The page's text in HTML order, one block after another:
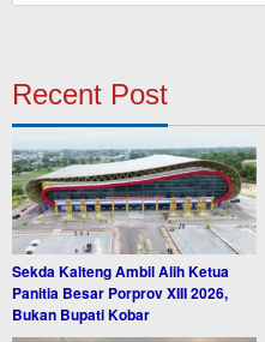
Recent Post
Sekda Kalteng Ambil Alih Ketua
Panitia Besar Porprov XIII 2026,
Bukan Bupati Kobar